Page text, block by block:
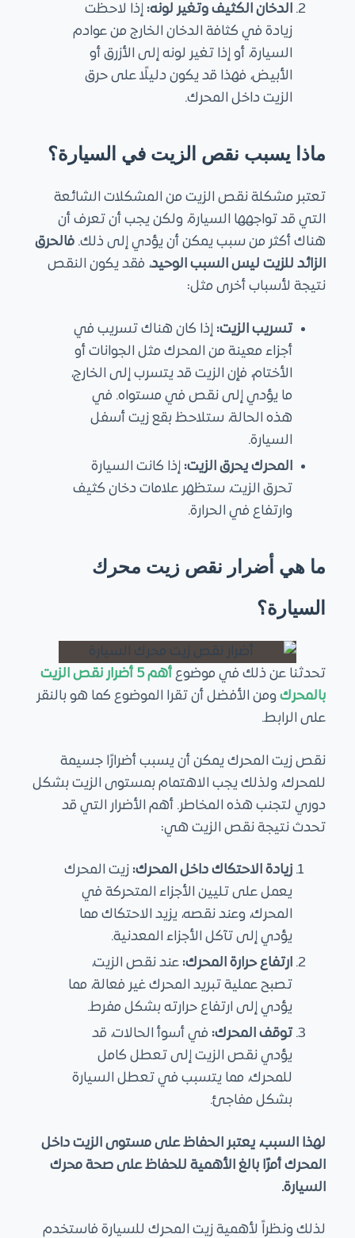
الدخان الكثيف وتغير لونه: إذا لاحظت
زيادة في كثافة الدخان الخارج من عوادم
السيارة، أو إذا تغير لونه إلى الأزرق أو
الأبيض، فهذا قد يكون دليلًا على حرق
الزيت داخل المحرك.
ماذا يسبب نقص الزيت في السيارة؟
تعتبر مشكلة نقص الزيت من المشكلات الشائعة
التي قد تواجهها السيارة، ولكن يجب أن تعرف أن
هناك أكثر من سبب يمكن أن يؤدي إلى ذلك. فالحرق
الزائد للزيت ليس السبب الوحيد، فقد يكون النقص
نتيجة لأسباب أخرى مثل:
تسريب الزيت: إذا كان هناك تسريب في
أجزاء معينة من المحرك مثل الجوانات أو
الأختام، فإن الزيت قد يتسرب إلى الخارج،
ما يؤدي إلى نقص في مستواه. في
هذه الحالة، ستلاحظ بقع زيت أسفل
السيارة.
المحرك يحرق الزيت: إذا كانت السيارة
تحرق الزيت، ستظهر علامات دخان كثيف
وارتفاع في الحرارة.
ما هي أضرار نقص زيت محرك
السيارة؟
تحدثنا عن ذلك في موضوع أهم 5
أضرار نقص الزيت
بالمحركومن الأفضل أن تقرا الموضوع كما هو بالنقر
على الرابط.
نقص زيت المحرك يمكن أن يسبب أضرارًا جسيمة
للمحرك، ولذلك يجب الاهتمام بمستوى الزيت بشكل
دوري لتجنب هذه المخاطر. أهم الأضرار التي قد
تحدث نتيجة نقص الزيت هي:
زيادة الاحتكاك داخل المحرك: زيت المحرك
يعمل على تليين الأجزاء المتحركة في
المحرك، وعند نقصه، يزيد الاحتكاك مما
يؤدي إلى تآكل الأجزاء المعدنية.
ارتفاع حرارة المحرك: عند نقص الزيت،
تصبح عملية تبريد المحرك غير فعالة، مما
يؤدي إلى ارتفاع حرارته بشكل مفرط.
توقف المحرك: في أسوأ الحالات، قد
يؤدي نقص الزيت إلى تعطل كامل
للمحرك، مما يتسبب في تعطل السيارة
بشكل مفاجئ.
لهذا السبب، يعتبر الحفاظ على مستوى الزيت داخل
المحرك أمرًا بالغ الأهمية للحفاظ على صحة محرك
السيارة.
لذلك ونظراً لأهمية زيت المحرك للسيارة فاستخدم